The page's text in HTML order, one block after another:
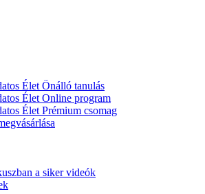
Élet Önálló tanulás
Élet Online program
Élet Prémium csomag
a siker videók